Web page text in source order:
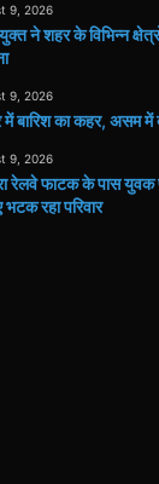
9, 2026
ने शहर के विभिन्न
9, 2026
बारिश का कहर, असम में
9, 2026
रेलवे फाटक के पास युवक
रहा परिवार